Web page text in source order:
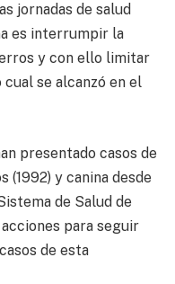
jornadas de salud
es interrumpir la
y con ello limitar
se alcanzó en el
presentado casos de
(1992) y canina desde
de Salud de
para seguir
de esta